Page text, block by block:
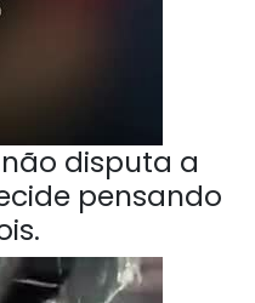
disputa a
pensando